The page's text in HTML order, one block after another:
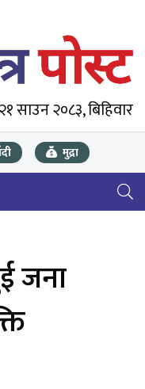
२१ साउन २०८३, बिहिवार
मुद्रा
जना